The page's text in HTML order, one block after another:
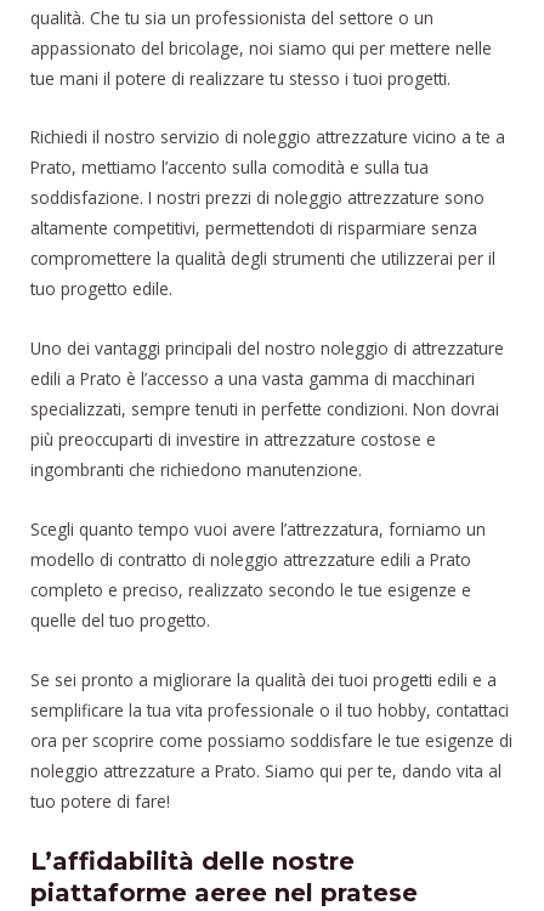
qualità. Che tu sia un professionista del settore o un
appassionato del bricolage, noi siamo qui per mettere nelle
tue mani il potere di realizzare tu stesso i tuoi progetti.
Richiedi il nostro servizio di noleggio attrezzature vicino a te a
Prato, mettiamo l’accento sulla comodità e sulla tua
soddisfazione. I nostri prezzi di noleggio attrezzature sono
altamente competitivi, permettendoti di risparmiare senza
compromettere la qualità degli strumenti che utilizzerai per il
tuo progetto edile.
Uno dei vantaggi principali del nostro noleggio di attrezzature
edili a Prato è l’accesso a una vasta gamma di macchinari
specializzati, sempre tenuti in perfette condizioni. Non dovrai
più preoccuparti di investire in attrezzature costose e
ingombranti che richiedono manutenzione.
Scegli quanto tempo vuoi avere l’attrezzatura, forniamo un
modello di contratto di noleggio attrezzature edili a Prato
completo e preciso, realizzato secondo le tue esigenze e
quelle del tuo progetto.
Se sei pronto a migliorare la qualità dei tuoi progetti edili e a
semplificare la tua vita professionale o il tuo hobby, contattaci
ora per scoprire come possiamo soddisfare le tue esigenze di
noleggio attrezzature a Prato. Siamo qui per te, dando vita al
tuo potere di fare!
L’affidabilità delle nostre
piattaforme aeree nel pratese